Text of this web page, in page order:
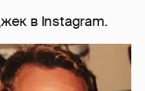
в Instagram.